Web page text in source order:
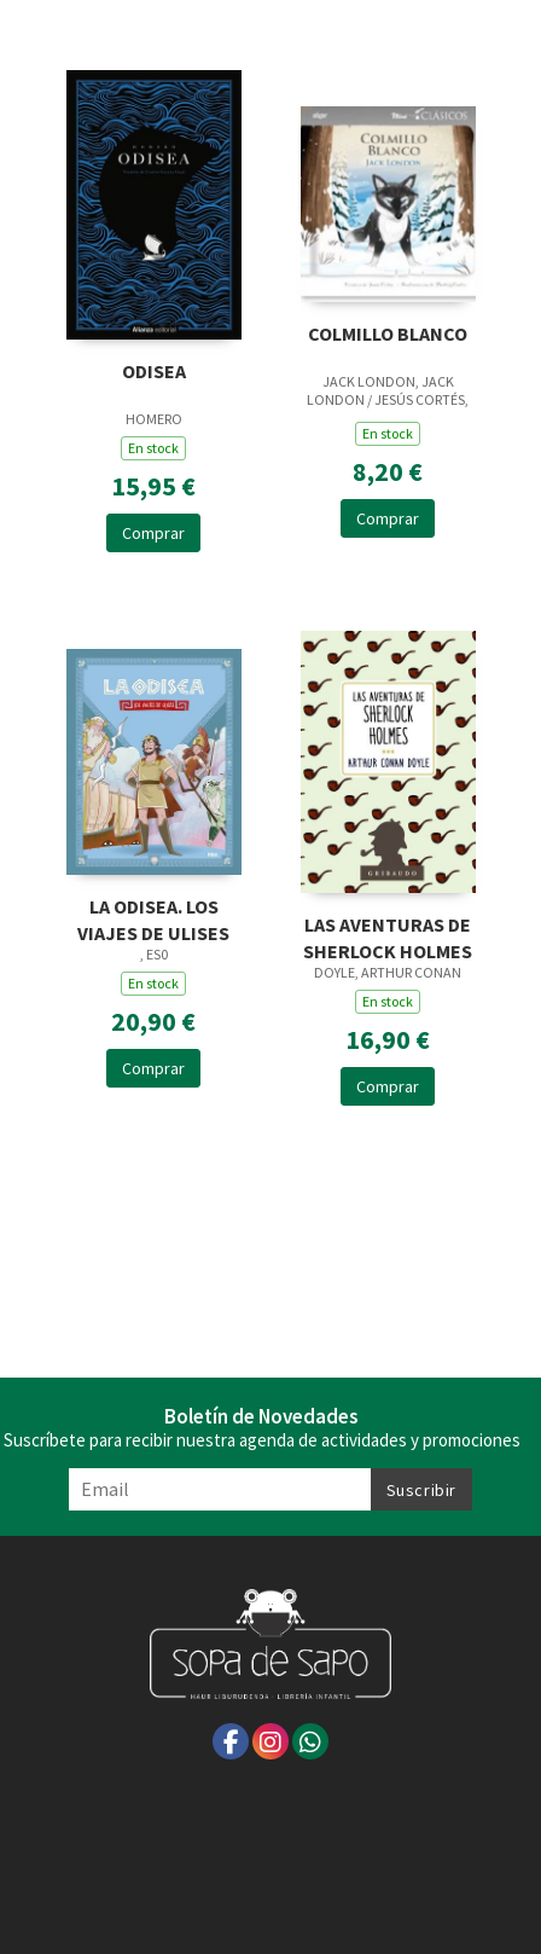
ODISEA
HOMERO
En stock
15,95 €
Comprar
COLMILLO BLANCO
JACK LONDON, JACK
LONDON / JESÚS CORTÉS,
En stock
8,20 €
Comprar
LA ODISEA. LOS
VIAJES DE ULISES
, ES0
En stock
20,90 €
Comprar
LAS AVENTURAS DE
SHERLOCK HOLMES
DOYLE, ARTHUR CONAN
En stock
16,90 €
Comprar
Boletín de Novedades
Suscríbete para recibir nuestra agenda de actividades y promociones